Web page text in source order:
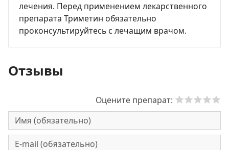
лечения. Перед применением лекарственного
препарата Триметин обязательно
проконсультируйтесь с лечащим врачом.
Отзывы
Оцените препарат: